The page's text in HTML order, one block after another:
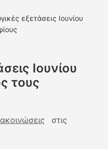
εξετάσεις Ιουνίου
Ιουνίου
τους
στις